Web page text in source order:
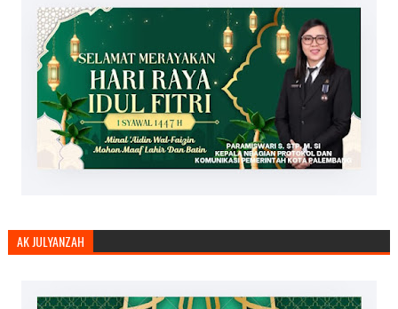
AK JULYANZAH